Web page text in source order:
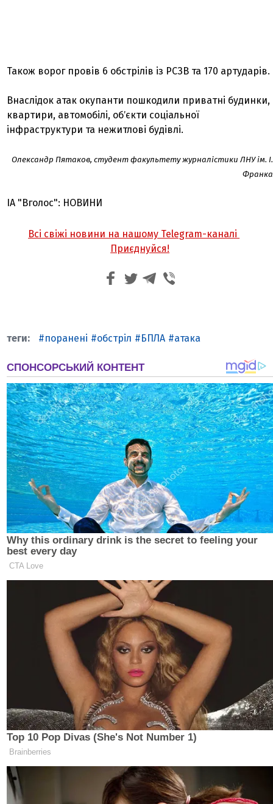
Також ворог провів 6 обстрілів із РСЗВ та 170 артударів.
Внаслідок атак окупанти пошкодили приватні будинки,
квартири, автомобілі, обʼєкти соціальної
інфраструктури та нежитлові будівлі.
Олександр Пятаков, студент факультету журналістики ЛНУ ім. І.
Франка
ІА "Вголос": НОВИНИ
Всі свіжі новини на нашому Telegram-каналі
Приєднуйся!
поранені обстріл БПЛА атака